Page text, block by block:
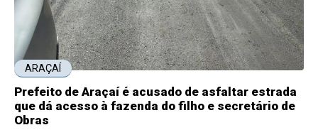
ARAÇAÍ
Prefeito de Araçaí é acusado de asfaltar estrada
que dá acesso à fazenda do filho e secretário de
Obras